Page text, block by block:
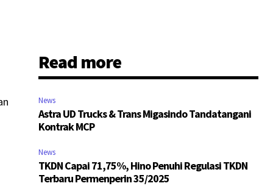
Read more
News
Astra UD Trucks & Trans Migasindo Tandatangani
Kontrak MCP
News
TKDN Capai 71,75%, Hino Penuhi Regulasi TKDN
Terbaru Permenperin 35/2025